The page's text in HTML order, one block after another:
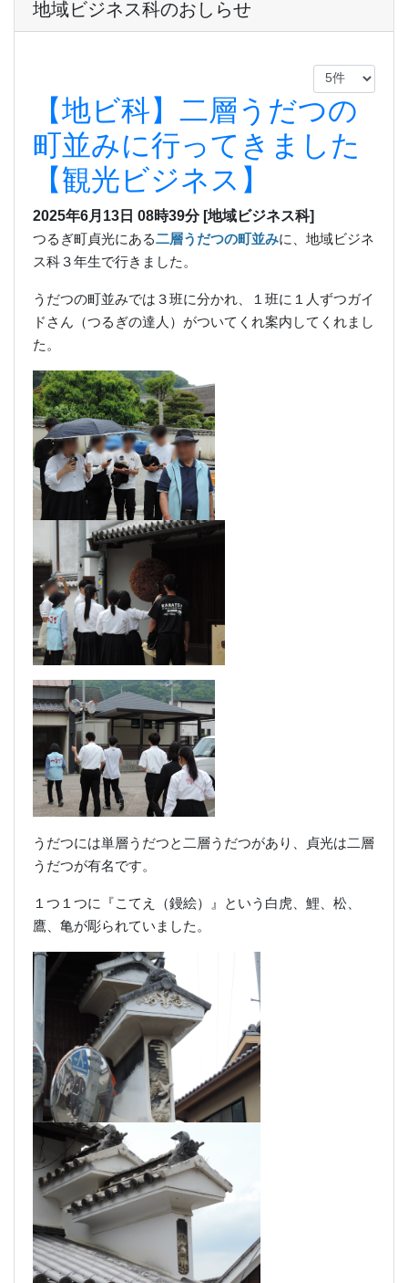
地域ビジネス科のおしらせ
【地ビ科】二層うだつの
町並みに行ってきました
【観光ビジネス】
2025年6月13日 08時39分 [地域ビジネス科]
つるぎ町貞光にある二層うだつの町並みに、地域ビジネ
ス科３年生で行きました。
うだつの町並みでは３班に分かれ、１班に１人ずつガイ
ドさん（つるぎの達人）がついてくれ案内してくれまし
た。
うだつには単層うだつと二層うだつがあり、貞光は二層
うだつが有名です。
１つ１つに『こてえ（鏝絵）』という白虎、鯉、松、
鷹、亀が彫られていました。